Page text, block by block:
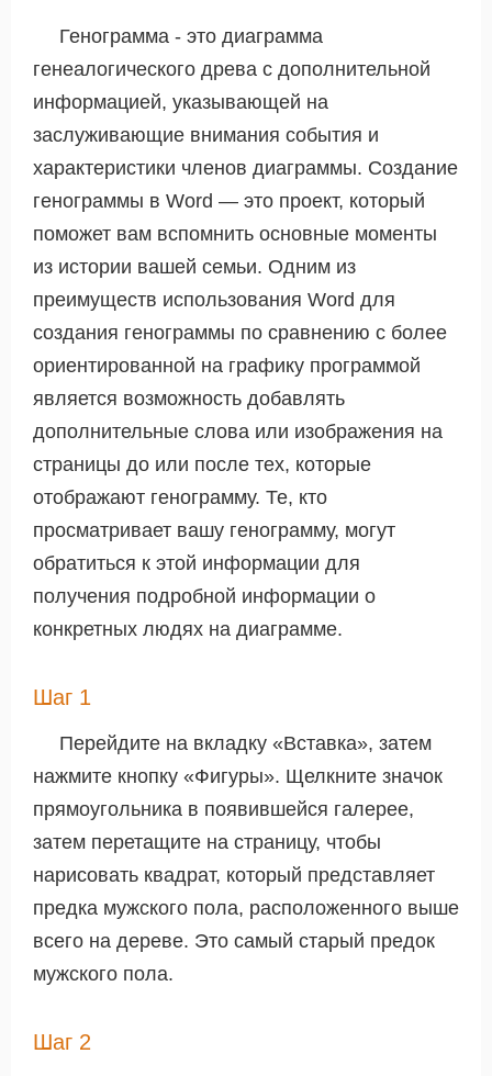
Генограмма - это диаграмма
генеалогического древа с дополнительной
информацией, указывающей на
заслуживающие внимания события и
характеристики членов диаграммы. Создание
генограммы в Word — это проект, который
поможет вам вспомнить основные моменты
из истории вашей семьи. Одним из
преимуществ использования Word для
создания генограммы по сравнению с более
ориентированной на графику программой
является возможность добавлять
дополнительные слова или изображения на
страницы до или после тех, которые
отображают генограмму. Те, кто
просматривает вашу генограмму, могут
обратиться к этой информации для
получения подробной информации о
конкретных людях на диаграмме.
Шаг 1
Перейдите на вкладку «Вставка», затем
нажмите кнопку «Фигуры». Щелкните значок
прямоугольника в появившейся галерее,
затем перетащите на страницу, чтобы
нарисовать квадрат, который представляет
предка мужского пола, расположенного выше
всего на дереве. Это самый старый предок
мужского пола.
Шаг 2